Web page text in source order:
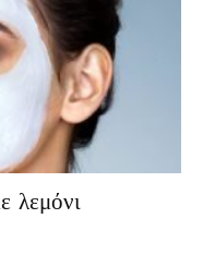
λεμόνι